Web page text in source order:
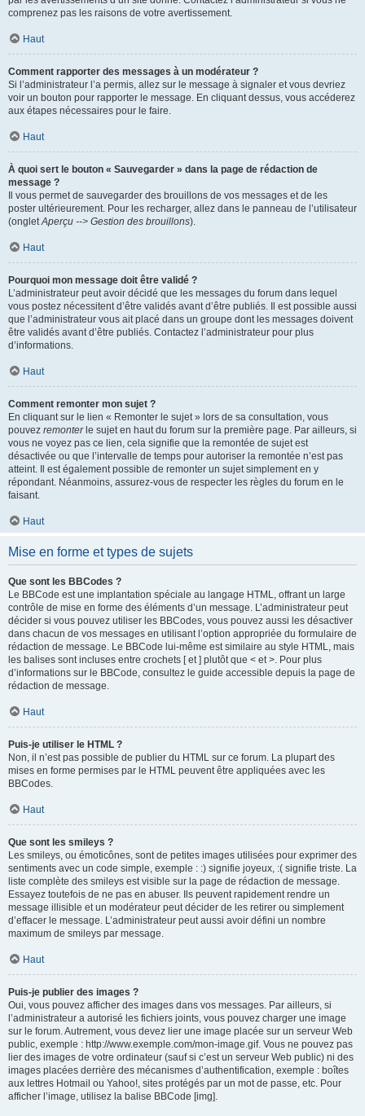
comprenez pas les raisons de votre avertissement.
Haut
Comment rapporter des messages à un modérateur ?
Si l’administrateur l’a permis, allez sur le message à signaler et vous devriez
voir un bouton pour rapporter le message. En cliquant dessus, vous accéderez
aux étapes nécessaires pour le faire.
Haut
À quoi sert le bouton « Sauvegarder » dans la page de rédaction de
message ?
Il vous permet de sauvegarder des brouillons de vos messages et de les
poster ultérieurement. Pour les recharger, allez dans le panneau de l’utilisateur
(ongletAperçu --> Gestion des brouillons).
Haut
Pourquoi mon message doit être validé ?
L’administrateur peut avoir décidé que les messages du forum dans lequel
vous postez nécessitent d’être validés avant d’être publiés. Il est possible aussi
que l’administrateur vous ait placé dans un groupe dont les messages doivent
être validés avant d’être publiés. Contactez l’administrateur pour plus
d’informations.
Haut
Comment remonter mon sujet ?
En cliquant sur le lien « Remonter le sujet » lors de sa consultation, vous
pouvez remonterle sujet en haut du forum sur la première page. Par ailleurs, si
vous ne voyez pas ce lien, cela signifie que la remontée de sujet est
désactivée ou que l’intervalle de temps pour autoriser la remontée n’est pas
atteint. Il est également possible de remonter un sujet simplement en y
répondant. Néanmoins, assurez-vous de respecter les règles du forum en le
faisant.
Haut
Mise en forme et types de sujets
Que sont les BBCodes ?
Le BBCode est une implantation spéciale au langage HTML, offrant un large
contrôle de mise en forme des éléments d’un message. L’administrateur peut
décider si vous pouvez utiliser les BBCodes, vous pouvez aussi les désactiver
dans chacun de vos messages en utilisant l’option appropriée du formulaire de
rédaction de message. Le BBCode lui-même est similaire au style HTML, mais
les balises sont incluses entre crochets [ et ] plutôt que < et >. Pour plus
d’informations sur le BBCode, consultez le guide accessible depuis la page de
rédaction de message.
Haut
Puis-je utiliser le HTML ?
Non, il n’est pas possible de publier du HTML sur ce forum. La plupart des
mises en forme permises par le HTML peuvent être appliquées avec les
BBCodes.
Haut
Que sont les smileys ?
Les smileys, ou émoticônes, sont de petites images utilisées pour exprimer des
sentiments avec un code simple, exemple : :) signifie joyeux, :( signifie triste. La
liste complète des smileys est visible sur la page de rédaction de message.
Essayez toutefois de ne pas en abuser. Ils peuvent rapidement rendre un
message illisible et un modérateur peut décider de les retirer ou simplement
d’effacer le message. L’administrateur peut aussi avoir défini un nombre
maximum de smileys par message.
Haut
Puis-je publier des images ?
Oui, vous pouvez afficher des images dans vos messages. Par ailleurs, si
l’administrateur a autorisé les fichiers joints, vous pouvez charger une image
sur le forum. Autrement, vous devez lier une image placée sur un serveur Web
public, exemple : http://www.exemple.com/mon-image.gif. Vous ne pouvez pas
lier des images de votre ordinateur (sauf si c’est un serveur Web public) ni des
images placées derrière des mécanismes d’authentification, exemple : boîtes
aux lettres Hotmail ou Yahoo!, sites protégés par un mot de passe, etc. Pour
afficher l’image, utilisez la balise BBCode [img].